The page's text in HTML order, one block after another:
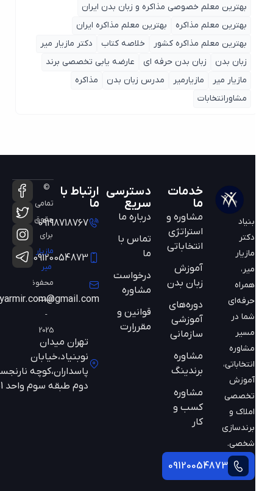
بهترین معلم خصوصی مذاکره و زبان بدن ایران
بهترین معلم مذاکره
بهترین معلم مذاکره ایران
بهترین معلم مذاکره کشور
خلاصه کتاب
دکتر مازیار میر
زبان بدن
زبان بدن حرفه ای
عارضه یابی تخصصی برند
مازیار میر
مازیارمیر مدرس زبان بدن
مذاکره
مشاورانتخابات
مازیار
همراه
حرفه‌ای
شما در
مسیر
مشاوره
انتخاباتی،
آموزش
تخصصی
املاک و
برندسازی
شخصی.
09120054873
خدمات
مشاوره و
استراتژی
انتخاباتی
آموزش
زبان بدن
دوره‌های
آموزشی
سازمانی
مشاوره
برندینگ
مشاوره
کسب و
دسترسی
سریع
درباره ما
تماس با
ما
درخواست
مشاوره
قوانین و
مقررارت
ارتباط با
09198718767
09120054873
mazyarmir.com@gmail.com
تهران میدان
نوبنیاد،خیابان
پاسداران،کوچه نارنجستان
دوم طبقه سوم واحد 301
©
تمامی
حقوق
مازیار
محفوظ
است